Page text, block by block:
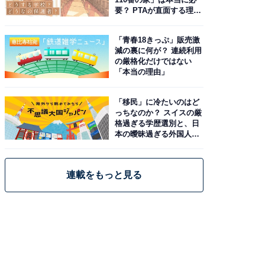
要？ PTAが直面する理想
「青春18きっぷ」販売激
減の裏に何が？ 連続利用
の厳格化だけではない
「本当の理由」
「移民」に冷たいのはど
っちなのか？ スイスの厳
格過ぎる学歴選別と、日
本の曖昧過ぎる外国人政
連載をもっと見る